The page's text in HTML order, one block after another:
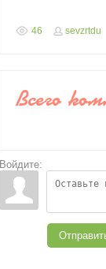
46 sevzrtdu
Всего
Войдите: